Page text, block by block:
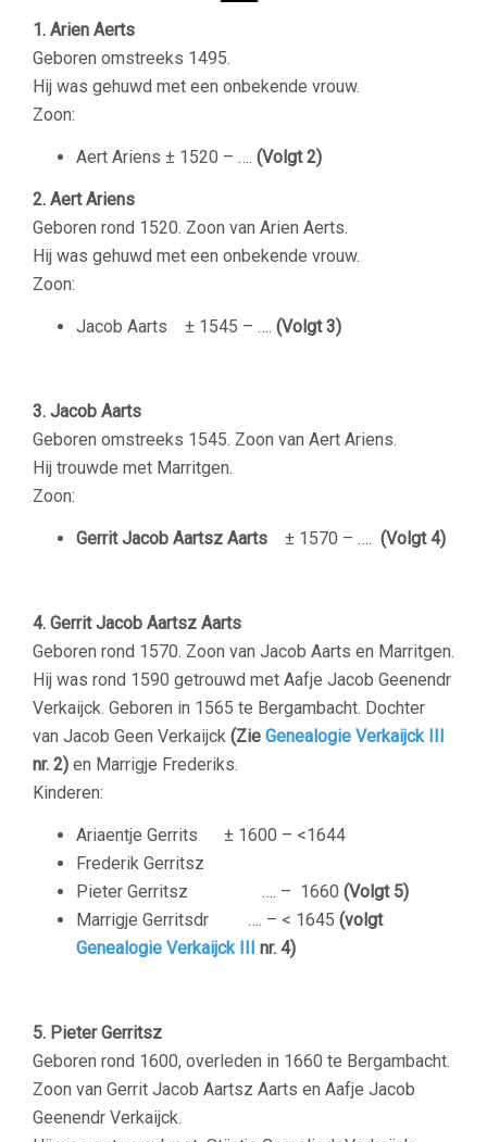
1. Arien Aerts
Geboren omstreeks 1495.
Hij was gehuwd met een onbekende vrouw.
Zoon:
Aert Ariens ± 1520 – …. (Volgt 2)
2. Aert Ariens
Geboren rond 1520. Zoon van Arien Aerts.
Hij was gehuwd met een onbekende vrouw.
Zoon:
Jacob Aarts ± 1545 – …. (Volgt 3)
3. Jacob Aarts
Geboren omstreeks 1545. Zoon van Aert Ariens.
Hij trouwde met Marritgen.
Zoon:
Gerrit Jacob Aartsz Aarts ± 1570 – …. (Volgt 4)
4. Gerrit Jacob Aartsz Aarts
Geboren rond 1570. Zoon van Jacob Aarts en Marritgen.
Hij was rond 1590 getrouwd met Aafje Jacob Geenendr
Verkaijck. Geboren in 1565 te Bergambacht. Dochter
van Jacob Geen Verkaijck (Zie Genealogie Verkaijck III
nr. 2) en Marrigje Frederiks.
Kinderen:
Ariaentje Gerrits ± 1600 – <1644
Frederik Gerritsz
Pieter Gerritsz …. – 1660 (Volgt 5)
Marrigje Gerritsdr …. – < 1645 (volgt
Genealogie Verkaijck III nr. 4)
5. Pieter Gerritsz
Geboren rond 1600, overleden in 1660 te Bergambacht.
Zoon van Gerrit Jacob Aartsz Aarts en Aafje Jacob
Geenendr Verkaijck.